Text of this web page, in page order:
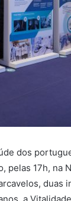
dos
17h, na
duas
a